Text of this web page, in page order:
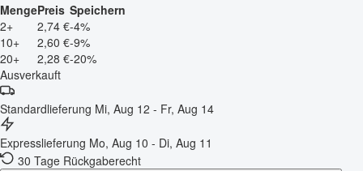
MengePreis Speichern
2+
2,74 €-4%
10+
2,60 €-9%
20+
2,28 €-20%
Ausverkauft
Standardlieferung Mi, Aug 12 - Fr, Aug 14
Expresslieferung Mo, Aug 10 - Di, Aug 11
30 Tage Rückgaberecht